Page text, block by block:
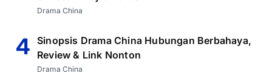
Drama China
4 Sinopsis Drama China Hubungan Berbahaya,
Review & Link Nonton
Drama China